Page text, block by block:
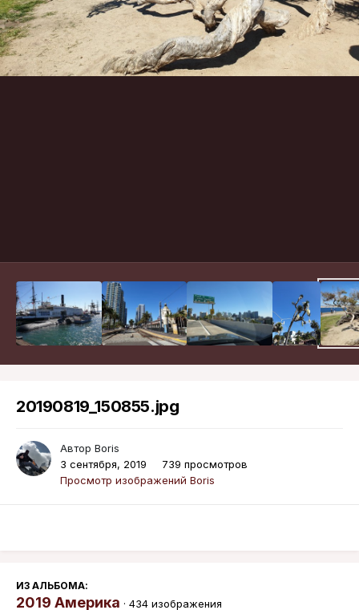
20190819_150855.jpg
Автор Boris
3 сентября, 2019
739 просмотров
Просмотр изображений Boris
ИЗ АЛЬБОМА:
2019 Америка · 434 изображения